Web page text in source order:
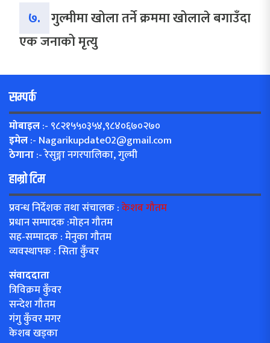
७. गुल्मीमा खोला तर्ने क्रममा खोलाले बगाउँदा
एक जनाको मृत्यु
सम्पर्क
मोबाइल:- ९८२१५५०३५४,९८४०६७०२७०
इमेल:- Nagarikupdate02@gmail.com
ठेगाना:- रेसुङ्गा नगरपालिका, गुल्मी
हाम्रो टिम
प्रवन्ध निर्देशक तथा संचालक :केशब गौतम
प्रधान सम्पादक :मोहन गौतम
सह-सम्पादक : मेनुका गौतम
व्यवस्थापक : सिता कुँवर
संवाददाता
त्रिविक्रम कुँवर
सन्देश गौतम
गंगु कुँवर मगर
केशब खड्का